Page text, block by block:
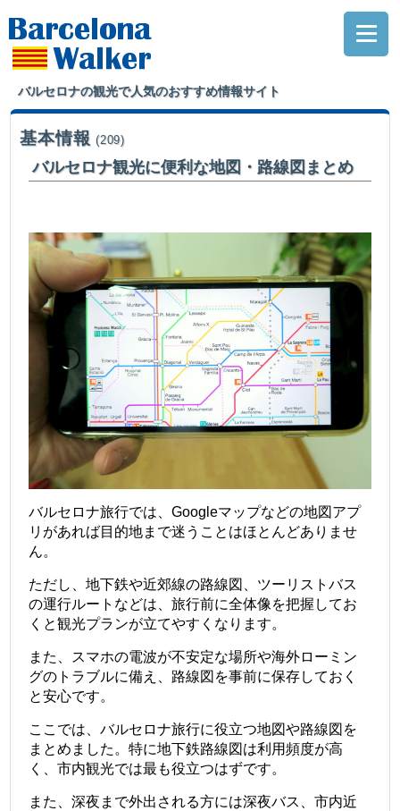
バルセロナの観光で人気のおすすめ情報サイト
基本情報(209)
バルセロナ観光に便利な地図・路線図まとめ
バルセロナ旅行では、Googleマップなどの地図アプ
リがあれば目的地まで迷うことはほとんどありませ
ん。
ただし、地下鉄や近郊線の路線図、ツーリストバス
の運行ルートなどは、旅行前に全体像を把握してお
くと観光プランが立てやすくなります。
また、スマホの電波が不安定な場所や海外ローミン
グのトラブルに備え、路線図を事前に保存しておく
と安心です。
ここでは、バルセロナ旅行に役立つ地図や路線図を
まとめました。特に地下鉄路線図は利用頻度が高
く、市内観光では最も役立つはずです。
また、深夜まで外出される方には深夜バス、市内近